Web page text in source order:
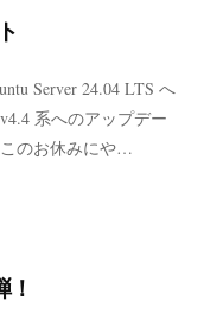
Server 24.04 LTS へ
系へのアップデー
のお休みにや…